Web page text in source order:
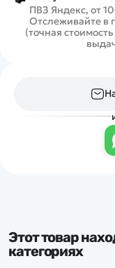
ПВЗ Яндекс, от
Отслеживайте в
(точная
Этот товар
категориях